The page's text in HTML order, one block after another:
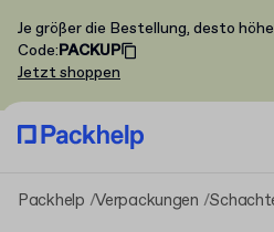
Je größer die Bestellung, desto
Code:PACKUP
Jetzt shoppen
Packhelp Verpackungen